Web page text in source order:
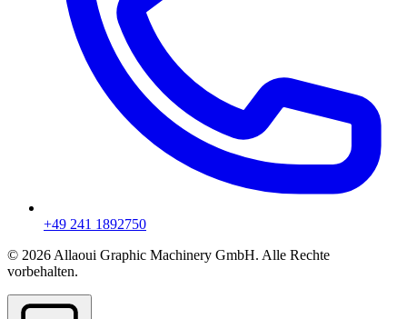
+49 241 1892750
© 2026 Allaoui Graphic Machinery GmbH. Alle Rechte
vorbehalten.